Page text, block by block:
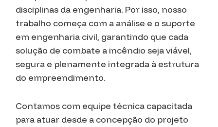
disciplinas da engenharia. Por isso, nosso
trabalho começa com a análise e o suporte
em engenharia civil, garantindo que cada
solução de combate a incêndio seja viável,
segura e plenamente integrada à estrutura
do empreendimento.
Contamos com equipe técnica capacitada
para atuar desde a concepção do projeto